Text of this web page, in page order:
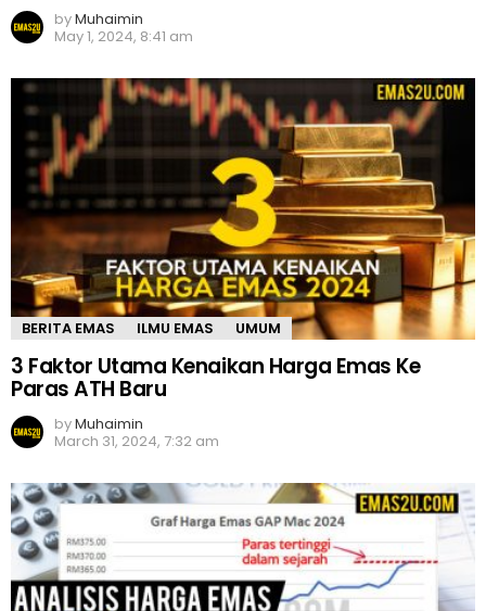
byMuhaimin
May 1, 2024, 8:41 am
BERITA EMAS ILMU EMAS UMUM
3 Faktor Utama Kenaikan Harga Emas Ke
Paras ATH Baru
byMuhaimin
March 31, 2024, 7:32 am